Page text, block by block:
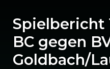
Spielbericht
BC gegen
Goldbach/